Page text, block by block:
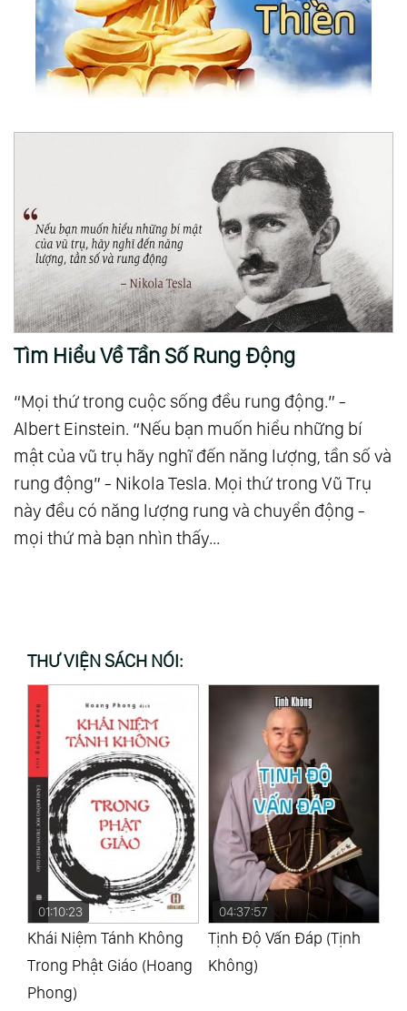
Tìm Hiểu Về Tần Số Rung Động
“Mọi thứ trong cuộc sống đều rung động.” -
Albert Einstein. “Nếu bạn muốn hiểu những bí
mật của vũ trụ hãy nghĩ đến năng lượng, tần số và
rung động” - Nikola Tesla. Mọi thứ trong Vũ Trụ
này đều có năng lượng rung và chuyển động -
mọi thứ mà bạn nhìn thấy...
THƯ VIỆN SÁCH NÓI:
01:10:23
Khái Niệm Tánh Không
Trong Phật Giáo (Hoang
Phong)
04:37:57
Tịnh Độ Vấn Đáp (Tịnh
Không)